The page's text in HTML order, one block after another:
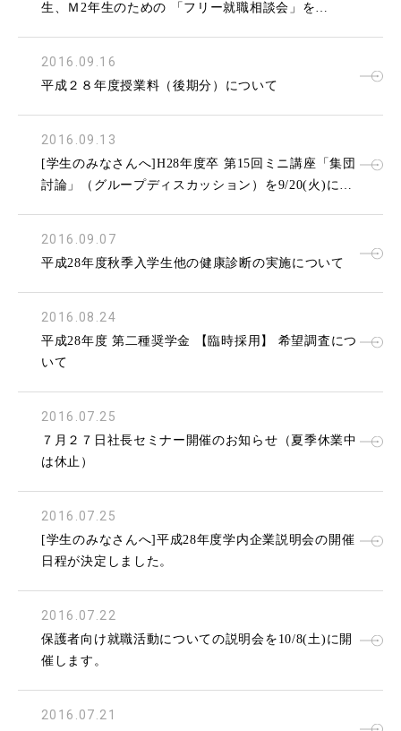
生、Ｍ2年生のための 「フリー就職相談会」を
2016.09.16
平成２８年度授業料（後期分）について
2016.09.13
[学生のみなさんへ]H28年度卒 第15回ミニ講座「集団
討論」（グループディスカッション）を9/20(火)に開
2016.09.07
平成28年度秋季入学生他の健康診断の実施について
2016.08.24
平成28年度 第二種奨学金 【臨時採用】 希望調査につ
いて
2016.07.25
７月２７日社長セミナー開催のお知らせ（夏季休業中
は休止）
2016.07.25
[学生のみなさんへ]平成28年度学内企業説明会の開催
日程が決定しました。
2016.07.22
保護者向け就職活動についての説明会を10/8(土)に開
催します。
2016.07.21